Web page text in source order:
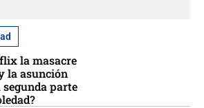
la masacre
la asunción
segunda parte